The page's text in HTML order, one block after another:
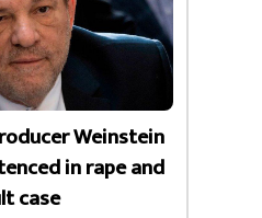
Weinstein
in rape and
case